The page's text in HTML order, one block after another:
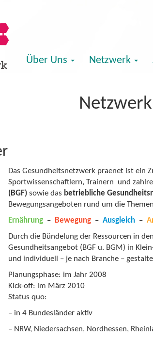
Über Uns Netzwerk
Das Gesundheitsnetzwerk praenet ist ein
Sportwissenschaftlern, Trainern und
(BGF)sowie das betriebliche
Bewegungsangeboten rund um die
Ernährung– Bewegung– Ausgleich–
Durch die Bündelung der Ressourcen in
Gesundheitsangebot (BGF u. BGM) in
und individuell – je nach Branche –
Planungsphase: im Jahr 2008
Kick-off: im März 2010
Status quo:
– in 4 Bundesländer aktiv
– NRW, Niedersachsen, Nordhessen,